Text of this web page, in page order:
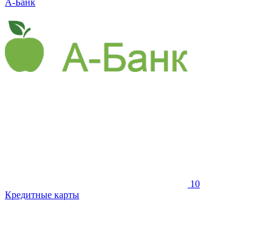
10
Кредитные карты